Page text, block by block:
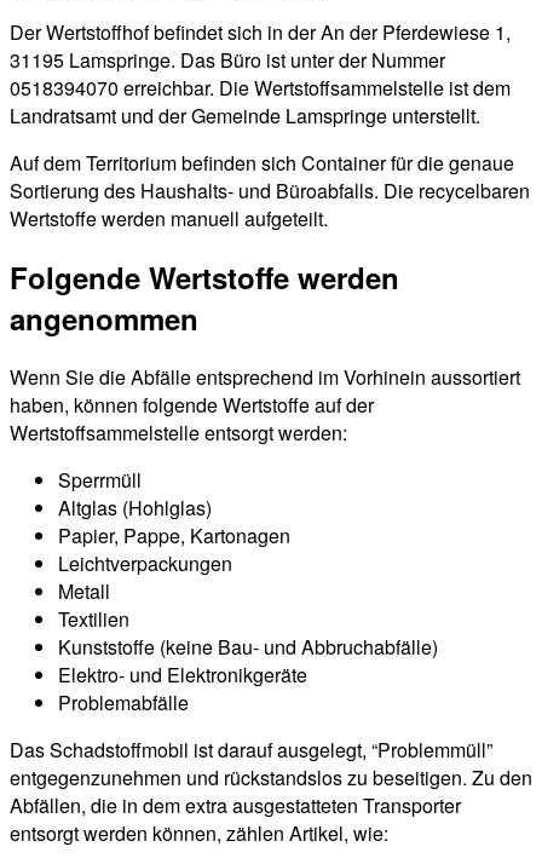
Der Wertstoffhof befindet sich in der An der Pferdewiese 1,
31195 Lamspringe. Das Büro ist unter der Nummer
0518394070 erreichbar. Die Wertstoffsammelstelle ist dem
Landratsamt und der Gemeinde Lamspringe unterstellt.
Auf dem Territorium befinden sich Container für die genaue
Sortierung des Haushalts- und Büroabfalls. Die recycelbaren
Wertstoffe werden manuell aufgeteilt.
Folgende Wertstoffe werden
angenommen
Wenn Sie die Abfälle entsprechend im Vorhinein aussortiert
haben, können folgende Wertstoffe auf der
Wertstoffsammelstelle entsorgt werden:
Sperrmüll
Altglas (Hohlglas)
Papier, Pappe, Kartonagen
Leichtverpackungen
Metall
Textilien
Kunststoffe (keine Bau- und Abbruchabfälle)
Elektro- und Elektronikgeräte
Problemabfälle
Das Schadstoffmobil ist darauf ausgelegt, “Problemmüll”
entgegenzunehmen und rückstandslos zu beseitigen. Zu den
Abfällen, die in dem extra ausgestatteten Transporter
entsorgt werden können, zählen Artikel, wie: